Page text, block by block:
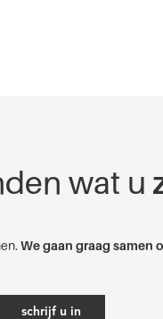
wat u
We gaan graag samen
schrijf u in